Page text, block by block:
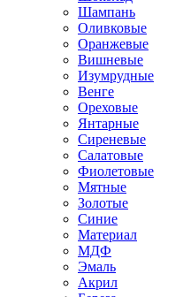
Шампань
Оливковые
Оранжевые
Вишневые
Изумрудные
Венге
Ореховые
Янтарные
Сиреневые
Салатовые
Фиолетовые
Мятные
Золотые
Синие
Материал
МДФ
Эмаль
Акрил